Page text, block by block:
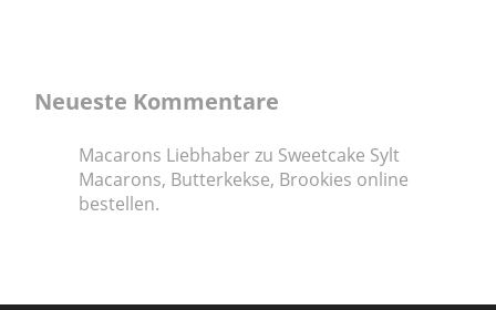
Neueste Kommentare
Macarons Liebhaber zu Sweetcake Sylt
Macarons, Butterkekse, Brookies online
bestellen.